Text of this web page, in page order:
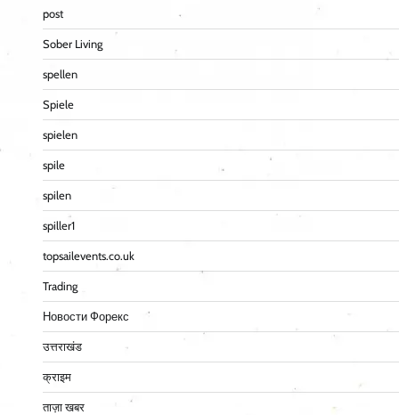
post
Sober Living
spellen
Spiele
spielen
spile
spilen
spiller1
topsailevents.co.uk
Trading
Новости Форекс
उत्तराखंड
क्राइम
ताज़ा खबर